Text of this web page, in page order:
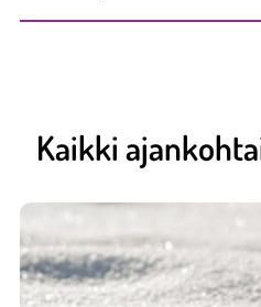
Kaikki